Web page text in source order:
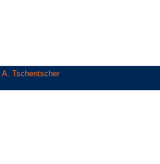
A. Tschentscher